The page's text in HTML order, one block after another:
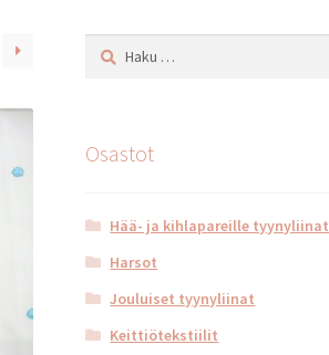
Haku:
Osastot
Hää- ja kihlapareille tyynyliinat
Harsot
Jouluiset tyynyliinat
Keittiötekstiilit